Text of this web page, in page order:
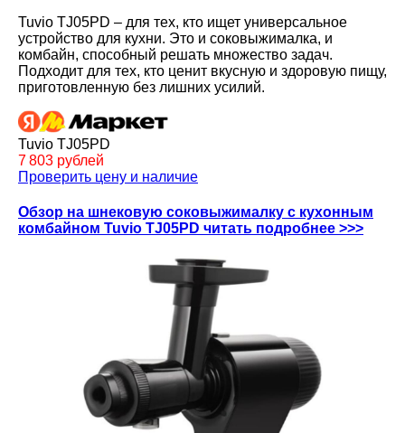
Tuvio TJ05PD – для тех, кто ищет универсальное
устройство для кухни. Это и соковыжималка, и
комбайн, способный решать множество задач.
Подходит для тех, кто ценит вкусную и здоровую пищу,
приготовленную без лишних усилий.
Tuvio TJ05PD
7 803 рублей
Проверить цену и наличие
Обзор на шнековую соковыжималку с кухонным
комбайном Tuvio TJ05PD читать подробнее >>>